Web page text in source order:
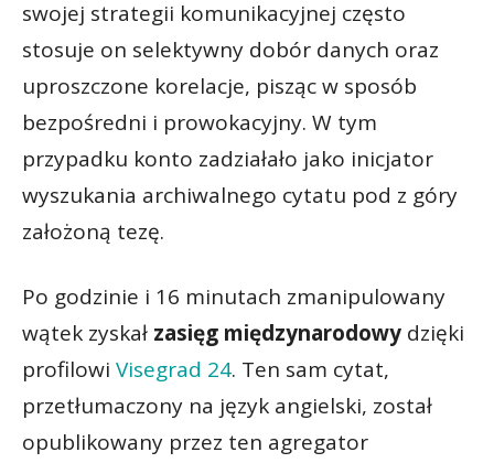
swojej strategii komunikacyjnej często
stosuje on selektywny dobór danych oraz
uproszczone korelacje, pisząc w sposób
bezpośredni i prowokacyjny. W tym
przypadku konto zadziałało jako inicjator
wyszukania archiwalnego cytatu pod z góry
założoną tezę.
Po godzinie i 16 minutach zmanipulowany
wątek zyskał zasięg międzynarodowy dzięki
profilowi Visegrad 24. Ten sam cytat,
przetłumaczony na język angielski, został
opublikowany przez ten agregator